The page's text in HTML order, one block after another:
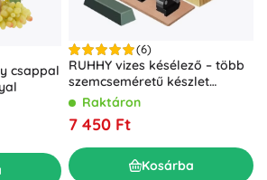
csappal
(6)
RUHHY vizes késélező – több
szemcseméretű készlet
bőrszíjjal
Raktáron
7 450 Ft
Kosárba